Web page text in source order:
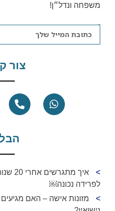
משפחה ונדל״ן!
צור
איך
לפרידה נכונה￼